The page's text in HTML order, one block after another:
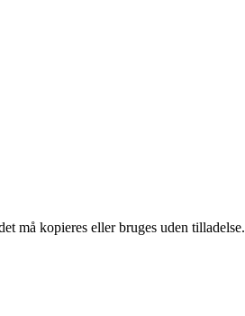
må kopieres eller bruges uden tilladelse.